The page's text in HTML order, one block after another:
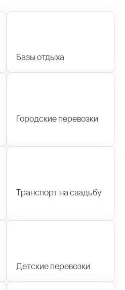
Базы отдыха
Городские перевозки
Транспорт на свадьбу
Детские перевозки